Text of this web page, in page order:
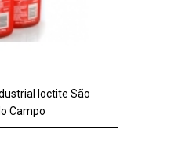
loctite São
Campo